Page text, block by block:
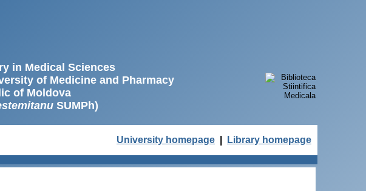
in Medical Sciences
of Medicine and Pharmacy
of Moldova
SUMPh)
University homepage Library homepage